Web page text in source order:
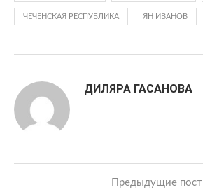
ЧЕЧЕНСКАЯ РЕСПУБЛИКА ЯН ИВАНОВ
ДИЛЯРА ГАСАНОВА
Предыдущие пост